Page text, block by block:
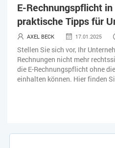
KÜNSTLICHE INTELLIGENZ
MACHINE LEARNING
MARKETING MOBILE
OPEN SOURCE PIM
E-Rechnungspflicht
praktische Tipps für
AXEL BECK 17.01.2025
Stellen Sie sich vor, Ihr
Rechnungen nicht mehr
die E-Rechnungspflicht ohne
einhalten können. Hier finden